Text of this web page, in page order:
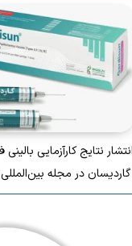
گاردیسان در مجله بین‌المللی Vaccines